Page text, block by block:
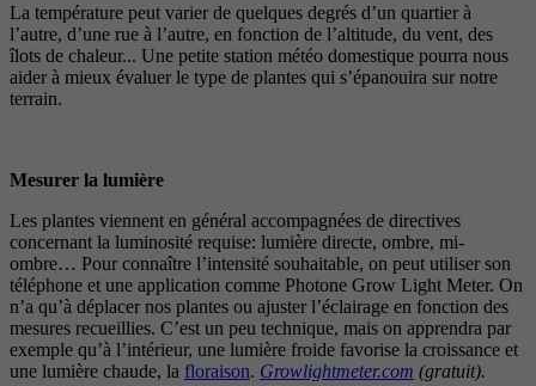
La température peut varier de quelques degrés d’un quartier à
l’autre, d’une rue à l’autre, en fonction de l’altitude, du vent, des
îlots de chaleur... Une petite station météo domestique pourra nous
aider à mieux évaluer le type de plantes qui s’épanouira sur notre
terrain.
Mesurer la lumière
Les plantes viennent en général accompagnées de directives
concernant la luminosité requise: lumière directe, ombre, mi-
ombre… Pour connaître l’intensité souhaitable, on peut utiliser son
téléphone et une application comme Photone Grow Light Meter. On
n’a qu’à déplacer nos plantes ou ajuster l’éclairage en fonction des
mesures recueillies. C’est un peu technique, mais on apprendra par
exemple qu’à l’intérieur, une lumière froide favorise la croissance et
une lumière chaude, la floraison. Growlightmeter.com (gratuit).